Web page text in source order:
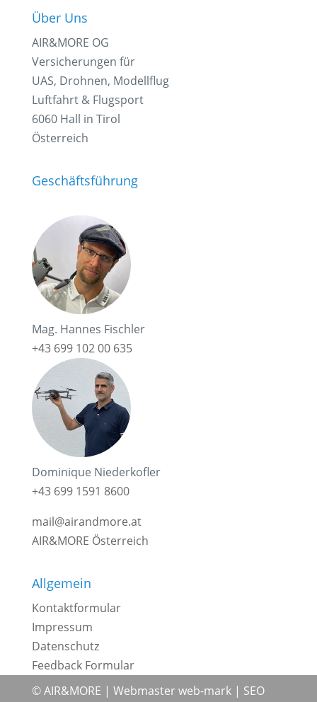
Über Uns
AIR&MORE OG
Versicherungen für
UAS, Drohnen, Modellflug
Luftfahrt & Flugsport
6060 Hall in Tirol
Österreich
Geschäftsführung
Mag. Hannes Fischler
+43 699 102 00 635
Dominique Niederkofler
+43 699 1591 8600
mail@airandmore.at
AIR&MORE Österreich
Allgemein
Kontaktformular
Impressum
Datenschutz
Feedback Formular
© AIR&MORE | Webmaster web-mark| SEO